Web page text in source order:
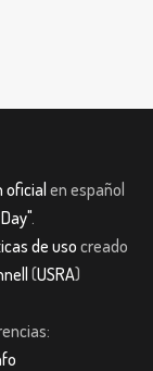
en español
.
de uso creado
(USRA)